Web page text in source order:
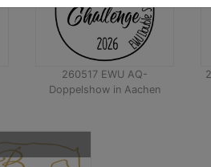
260517 EWU AQ-
Doppelshow in Aachen